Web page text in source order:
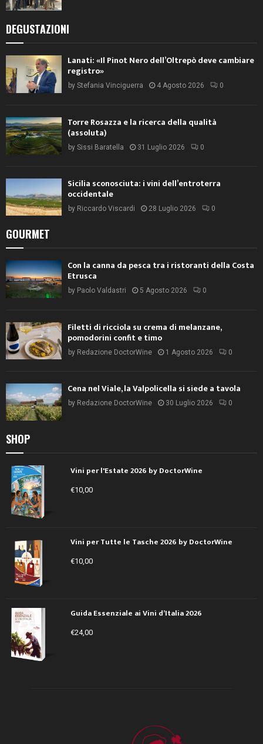
DEGUSTAZIONI
Lanati: «Il Pinot Nero dell’Oltrepò deve cambiare
registro»
by Stefania Vinciguerra 4 Agosto 2026 0
Torre Rosazza e la ricerca della qualità
(assoluta)
by Sissi Baratella 31 Luglio 2026 0
Sicilia sconosciuta: i vini dell’entroterra
occidentale
by Riccardo Viscardi 28 Luglio 2026 0
GOURMET
Con la canna da pesca tra i ristoranti della Costa
Etrusca
by Paolo Valdastri 5 Agosto 2026 0
Filetti di ricciola su crema di melanzane,
pomodorini confit e timo
by Redazione DoctorWine 1 Agosto 2026 0
Cena nel Viale, la Valpolicella si siede a tavola
by Redazione DoctorWine 30 Luglio 2026 0
SHOP
Vini per l'Estate 2026 by DoctorWine
€10,00
Vini per Tutte le Tasche 2026 by DoctorWine
€10,00
Guida Essenziale ai Vini d’Italia 2026
€24,00